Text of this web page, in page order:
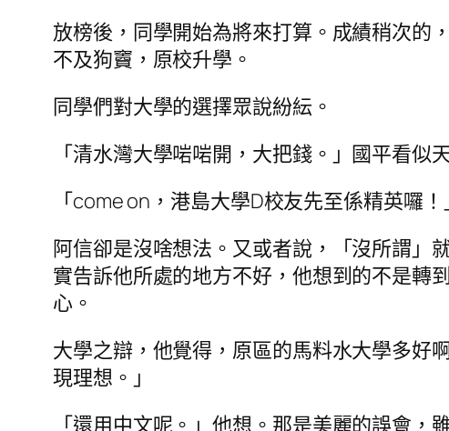
放榜後，同學開始為將來打算。成績稍次的
不及狗竇，原校升學。
同學們對大學的選擇眾說紛紜。
「清水灣大學啱啱開，大把錢。」國平看似
「come on，港島大學D校友先至係精英囉
阿信卻是沒啥想法。又或者說，「沒所謂」
實告訴他所處的地方不好，他想到的不是轉
心。
大學之辯，他覺得，原區的馬料水大學多好
現理想。」
「還用中文呢。」他想。那是美麗的誤會